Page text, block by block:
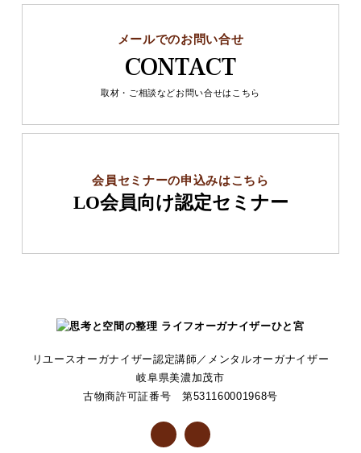
メールでのお問い合せ
CONTACT
取材・ご相談などお問い合せはこちら
会員セミナーの申込みはこちら
LO会員向け認定セミナー
リユースオーガナイザー認定講師／メンタルオーガナイザー
岐阜県美濃加茂市
古物商許可証番号 第531160001968号